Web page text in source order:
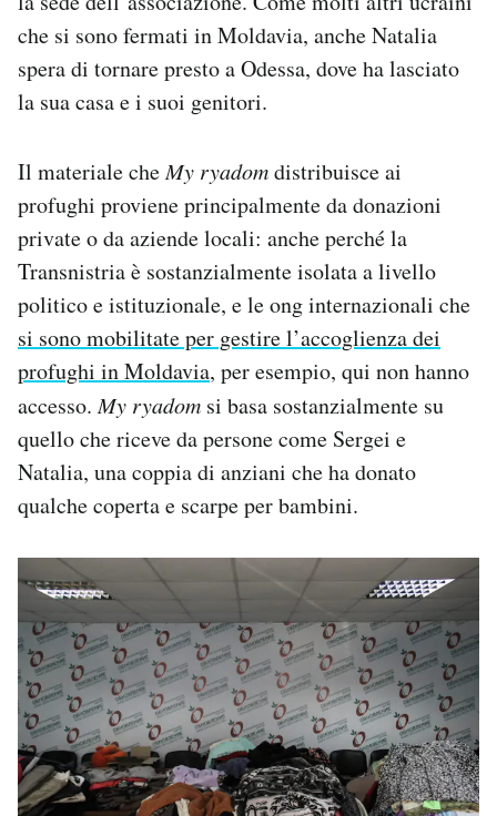
che si sono fermati in Moldavia, anche Natalia
spera di tornare presto a Odessa, dove ha lasciato
la sua casa e i suoi genitori.
Il materiale cheMy ryadomdistribuisce ai
profughi proviene principalmente da donazioni
private o da aziende locali: anche perché la
Transnistria è sostanzialmente isolata a livello
politico e istituzionale, e le ong internazionali che
si sono mobilitate per gestire l’accoglienza dei
profughi in Moldavia, per esempio, qui non hanno
accesso.My ryadom si basa sostanzialmente su
quello che riceve da persone come Sergei e
Natalia, una coppia di anziani che ha donato
qualche coperta e scarpe per bambini.